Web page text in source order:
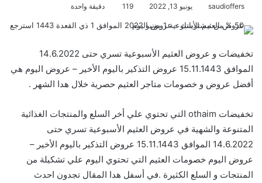
saudioffers يونيو 13, 2022 119 دقيقة واحدة
تخفيضات و عروض العثيم الأسبوعية تسري حتى 14.6.2022
الموافق 15.11.1443 عروض التذكير باليوم الأخير – عروض اليوم هي
أفضل عروض و خصومات متاجر العثيم حصرية خلال هدا الشهر .
تخفيضات othaim التي تحتوي علي أخر السلع والمنتجات الغذائية
المتنوعة والشهية في عروض العثيم الأسبوعية تسري حتى
14.6.2022 الموافق 15.11.1443 عروض التذكير باليوم الأخير –
عروض اليوم خصومات العثيم التي تحتوي اليوم علي تشكيلة من
المنتجات و السلع الكثيرة .في أسفل هدا المقال تجدون احدث